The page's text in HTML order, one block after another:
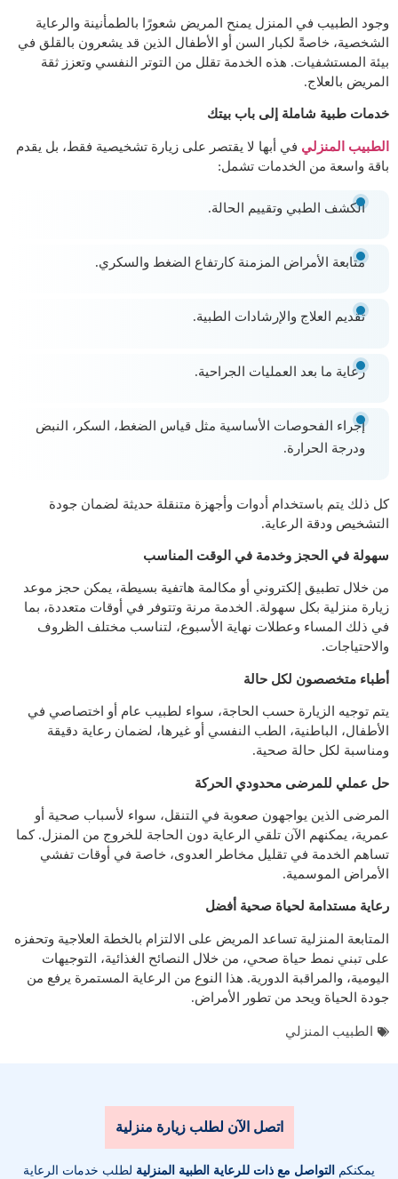
وجود الطبيب في المنزل يمنح المريض شعورًا بالطمأنينة والرعاية
الشخصية، خاصةً لكبار السن أو الأطفال الذين قد يشعرون بالقلق في
بيئة المستشفيات. هذه الخدمة تقلل من التوتر النفسي وتعزز ثقة
المريض بالعلاج.
خدمات طبية شاملة إلى باب بيتك
الطبيب المنزلي في أبها لا يقتصر على زيارة تشخيصية فقط، بل يقدم
باقة واسعة من الخدمات تشمل:
الكشف الطبي وتقييم الحالة.
متابعة الأمراض المزمنة كارتفاع الضغط والسكري.
تقديم العلاج والإرشادات الطبية.
رعاية ما بعد العمليات الجراحية.
إجراء الفحوصات الأساسية مثل قياس الضغط، السكر، النبض
ودرجة الحرارة.
كل ذلك يتم باستخدام أدوات وأجهزة متنقلة حديثة لضمان جودة
التشخيص ودقة الرعاية.
سهولة في الحجز وخدمة في الوقت المناسب
من خلال تطبيق إلكتروني أو مكالمة هاتفية بسيطة، يمكن حجز موعد
زيارة منزلية بكل سهولة. الخدمة مرنة وتتوفر في أوقات متعددة، بما
في ذلك المساء وعطلات نهاية الأسبوع، لتناسب مختلف الظروف
والاحتياجات.
أطباء متخصصون لكل حالة
يتم توجيه الزيارة حسب الحاجة، سواء لطبيب عام أو اختصاصي في
الأطفال، الباطنية، الطب النفسي أو غيرها، لضمان رعاية دقيقة
ومناسبة لكل حالة صحية.
حل عملي للمرضى محدودي الحركة
المرضى الذين يواجهون صعوبة في التنقل، سواء لأسباب صحية أو
عمرية، يمكنهم الآن تلقي الرعاية دون الحاجة للخروج من المنزل. كما
تساهم الخدمة في تقليل مخاطر العدوى، خاصة في أوقات تفشي
الأمراض الموسمية.
رعاية مستدامة لحياة صحية أفضل
المتابعة المنزلية تساعد المريض على الالتزام بالخطة العلاجية وتحفزه
على تبني نمط حياة صحي، من خلال النصائح الغذائية، التوجيهات
اليومية، والمراقبة الدورية. هذا النوع من الرعاية المستمرة يرفع من
جودة الحياة ويحد من تطور الأمراض.
الطبيب المنزلي
اتصل الآن لطلب زيارة منزلية
يمكنكم التواصل مع ذات للرعاية الطبية المنزلية لطلب خدمات الرعاية